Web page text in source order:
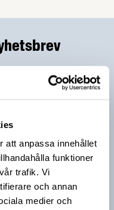
att anpassa innehållet
funktioner
trafik. Vi
och annan
medier och
krona som
och ett
från fortsatta
i månaden och